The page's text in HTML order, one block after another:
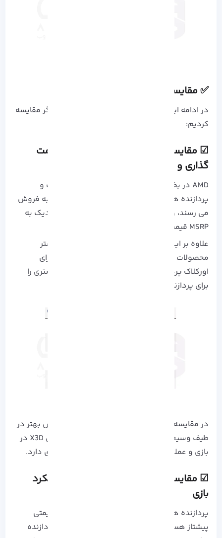
✅ مقایسه سی پی یو amd با intel​
در ادامه این دو پردازنده را در چند زمینه با یکدیگر مقایسه
کردیم:
☑ مقایسه سی پی یو amd با اینتل​: قیمت
گذاری و ارزش
AMD در بخش قیمت گذاری معمولاً رقابتی تر است و
پردازنده های استاندارد آن را اغلب ارزان تر MSRP به فروش
می رسند، و اینتل با پردازنده های خود معمولاً نزدیک به
MSRP قیمت گذاری می کند.
علاوه بر این، AMD امکان اورکلاک رایگان را در بیشتر
محصولات خود فراهم می کند در حالی که Intel برای
اورکلاک پردازنده و استفاده از آن، هزینه های بیشتری را
برای پردازنده و مادربرد دریافت می کند.
در مقایسه کلی، AMD به دلیل ارائه عملکرد و ارزش بهتر در
طیف وسیعی از قیمت ها، به ویژه با پردازنده های X3D در
بازی و عملکرد قوی در برنامه های بهره وری، برتری دارد.
☑ مقایسه سی پی یو amd با intel​: عملکرد
بازی
پردازنده های X3D شرکت AMD در تمام سطوح قیمتی
پیشتاز هستند و اغلب با اختلاف قابل توجهی از پردازنده